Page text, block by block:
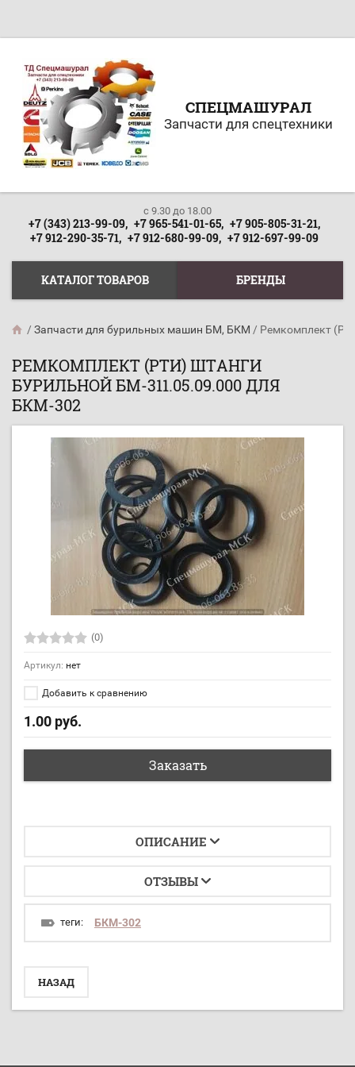
СПЕЦМАШУРАЛ
Запчасти для спецтехники
c 9.30 до 18.00
+7 (343) 213-99-09, +7 965-541-01-65, +7 905-805-31-21,
+7 912-290-35-71, +7 912-680-99-09, +7 912-697-99-09
КАТАЛОГ ТОВАРОВ БРЕНДЫ
/ Запчасти для бурильных машин БМ, БКМ / Ремкомплект
РЕМКОМПЛЕКТ (РТИ) ШТАНГИ
БУРИЛЬНОЙ БМ-311.05.09.000 ДЛЯ
БКМ-302
(0)
Артикул: нет
Добавить к сравнению
1.00 руб.
Заказать
ОПИСАНИЕ
ОТЗЫВЫ
теги: БКМ-302
НАЗАД